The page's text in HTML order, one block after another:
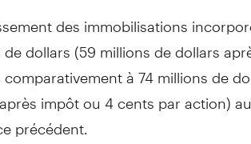
des immobilisations
dollars (59 millions de dollars
à 74 millions de
impôt ou 4 centspar action)
précédent.